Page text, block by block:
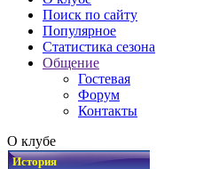
Поиск по сайту
Популярное
Статистика сезона
Общение
Гостевая
Форум
Контакты
О клубе
История